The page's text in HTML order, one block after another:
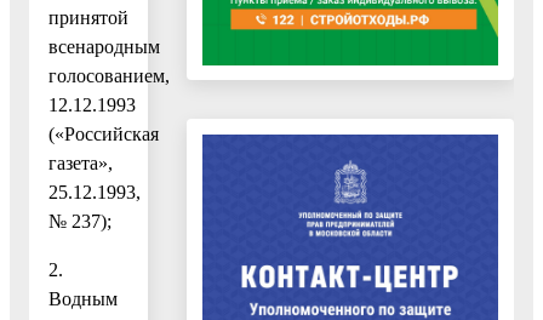
принятой
всенародным
голосованием,
12.12.1993
(«Российская
газета»,
25.12.1993,
№ 237);
2.
Водным